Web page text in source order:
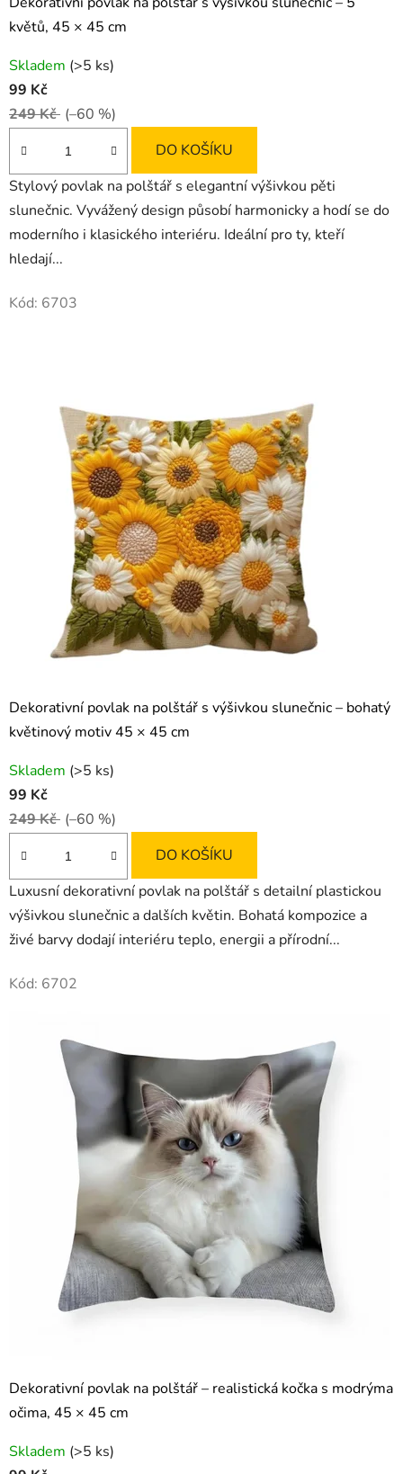
květů, 45 × 45 cm
Skladem (>5 ks)
99 Kč
249 Kč (–60 %)
DO KOŠÍKU
Stylový povlak na polštář s elegantní výšivkou pěti
slunečnic. Vyvážený design působí harmonicky a hodí se do
moderního i klasického interiéru. Ideální pro ty, kteří
hledají...
Kód: 6703
Dekorativní povlak na polštář s výšivkou slunečnic – bohatý
květinový motiv 45 × 45 cm
Skladem (>5 ks)
99 Kč
249 Kč (–60 %)
DO KOŠÍKU
Luxusní dekorativní povlak na polštář s detailní plastickou
výšivkou slunečnic a dalších květin. Bohatá kompozice a
živé barvy dodají interiéru teplo, energii a přírodní...
Kód: 6702
Dekorativní povlak na polštář – realistická kočka s modrýma
očima, 45 × 45 cm
Skladem (>5 ks)